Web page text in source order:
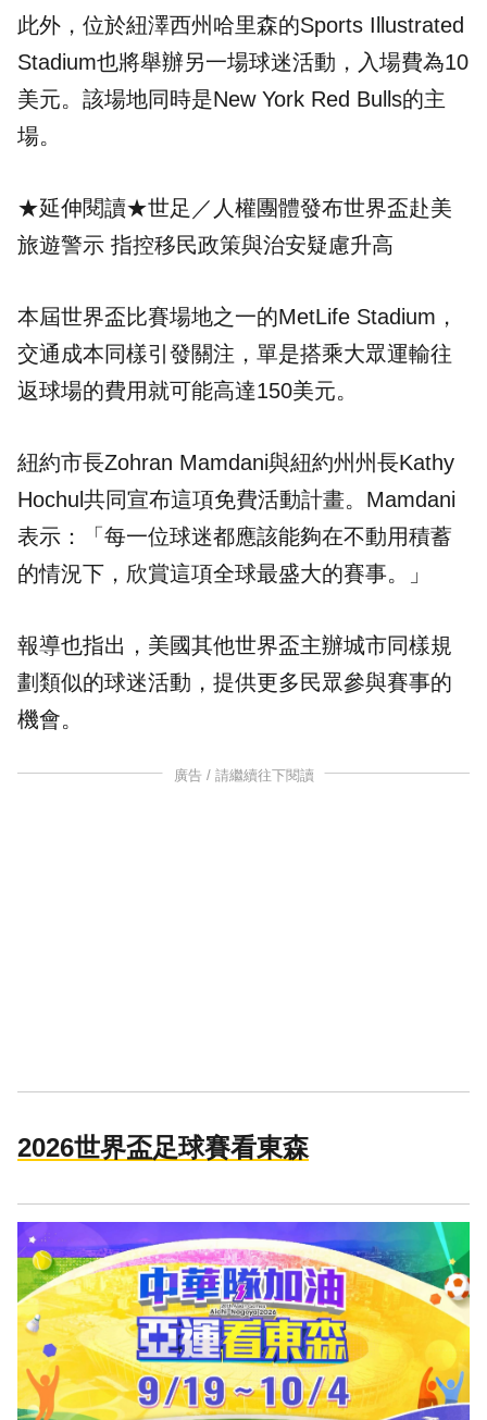
此外，位於紐澤西州哈里森的Sports Illustrated
Stadium也將舉辦另一場球迷活動，入場費為10
美元。該場地同時是New York Red Bulls的主
場。
★延伸閱讀★世足／人權團體發布世界盃赴美
旅遊警示 指控移民政策與治安疑慮升高
本屆世界盃比賽場地之一的MetLife Stadium，
交通成本同樣引發關注，單是搭乘大眾運輸往
返球場的費用就可能高達150美元。
紐約市長Zohran Mamdani與紐約州州長Kathy
Hochul共同宣布這項免費活動計畫。Mamdani
表示：「每一位球迷都應該能夠在不動用積蓄
的情況下，欣賞這項全球最盛大的賽事。」
報導也指出，美國其他世界盃主辦城市同樣規
劃類似的球迷活動，提供更多民眾參與賽事的
機會。
廣告 / 請繼續往下閱讀
2026世界盃足球賽看東森